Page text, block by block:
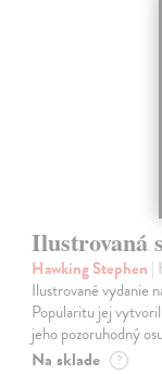
Ilustrovaná
Hawking Stephen |
Ilustrované vydanie
Popularitu jej
jeho pozoruhodný
Na sklade ?